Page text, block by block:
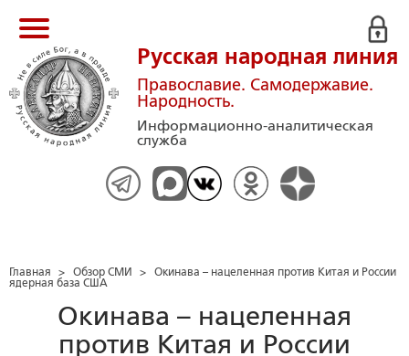
Русская народная линия
Православие. Самодержавие.
Народность.
Информационно-аналитическая
служба
Главная > Обзор СМИ > Окинава – нацеленная против Китая и России
ядерная база США
Окинава – нацеленная
против Китая и России